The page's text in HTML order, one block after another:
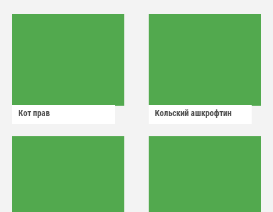
Кот прав Кольский ашкрофтин